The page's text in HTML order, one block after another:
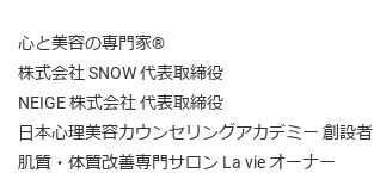
心と美容の専門家®
株式会社 SNOW 代表取締役
NEIGE 株式会社 代表取締役
日本心理美容カウンセリングアカデミー 創設者
肌質・体質改善専門サロン La vie オーナー